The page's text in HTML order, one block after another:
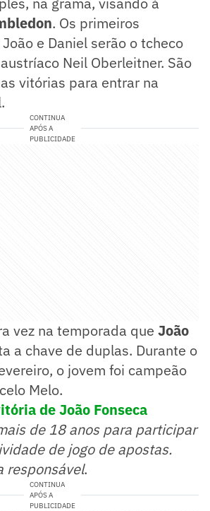
. Os primeiros
e Daniel serão o tcheco
Neil Oberleitner. São
vitórias para entrar na
CONTINUA
APÓS A
PUBLICIDADE
vez na temporada que João
a chave de duplas. Durante o
o jovem foi campeão
Melo.
de João Fonseca
de 18 anos para participar
de jogo de apostas.
responsável.
CONTINUA
APÓS A
PUBLICIDADE